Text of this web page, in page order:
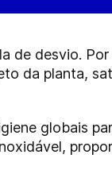
de desvio.
da planta,
globais